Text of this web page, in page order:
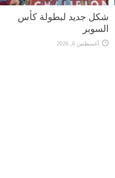
شكل جديد لبطولة كأس
السوبر
أغسطس 6, 2026